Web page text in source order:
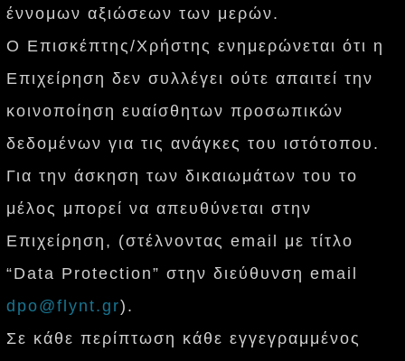
έννομων αξιώσεων των μερών.
Ο Επισκέπτης/Χρήστης ενημερώνεται ότι η
Επιχείρηση δεν συλλέγει ούτε απαιτεί την
κοινοποίηση ευαίσθητων προσωπικών
δεδομένων για τις ανάγκες του ιστότοπου.
Για την άσκηση των δικαιωμάτων του το
μέλος μπορεί να απευθύνεται στην
Επιχείρηση, (στέλνοντας email με τίτλο
“Data Protection” στην διεύθυνση email
dpo@flynt.gr).
Σε κάθε περίπτωση κάθε εγγεγραμμένος